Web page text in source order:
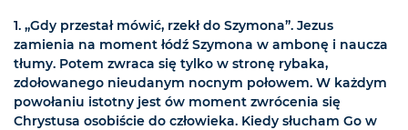
1. „Gdy przestał mówić, rzekł do Szymona”. Jezus
zamienia na moment łódź Szymona w ambonę i naucza
tłumy. Potem zwraca się tylko w stronę rybaka,
zdołowanego nieudanym nocnym połowem. W każdym
powołaniu istotny jest ów moment zwrócenia się
Chrystusa osobiście do człowieka. Kiedy słucham Go w